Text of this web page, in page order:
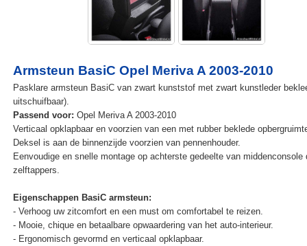
Armsteun BasiC Opel Meriva A 2003-2010
Pasklare armsteun BasiC van zwart kunststof met zwart kunstleder
uitschuifbaar).
Passend voor: Opel Meriva A 2003-2010
Verticaal opklapbaar en voorzien van een met rubber beklede
Deksel is aan de binnenzijde voorzien van pennenhouder.
Eenvoudige en snelle montage op achterste gedeelte van middenconsole
zelftappers.
Eigenschappen BasiC armsteun:
- Verhoog uw zitcomfort en een must om comfortabel te reizen.
- Mooie, chique en betaalbare opwaardering van het auto-interieur.
- Ergonomisch gevormd en verticaal opklapbaar.